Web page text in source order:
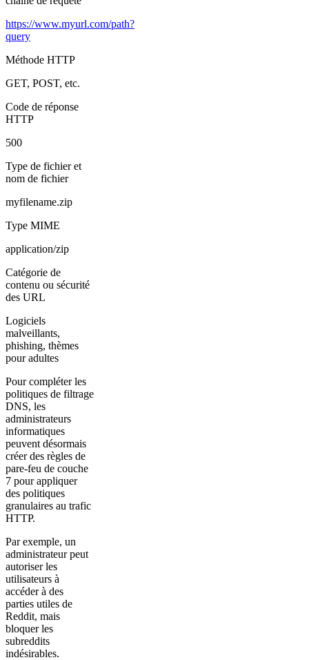
https://www.myurl.com/path?
query
Méthode HTTP
GET, POST, etc.
Code de réponse
HTTP
500
Type de fichier et
nom de fichier
myfilename.zip
Type MIME
application/zip
Catégorie de
contenu ou sécurité
des URL
Logiciels
malveillants,
phishing, thèmes
pour adultes
Pour compléter les
politiques de filtrage
DNS, les
administrateurs
informatiques
peuvent désormais
créer des règles de
pare-feu de couche
7 pour appliquer
des politiques
granulaires au trafic
HTTP.
Par exemple, un
administrateur peut
autoriser les
utilisateurs à
accéder à des
parties utiles de
Reddit, mais
bloquer les
subreddits
indésirables.